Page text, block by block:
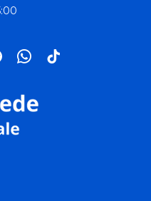
whatsapp
tik